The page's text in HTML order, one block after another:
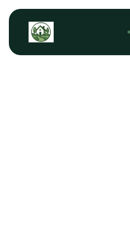
Aller